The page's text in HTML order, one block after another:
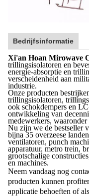
Bedrijfsinformatie
Xi'an Hoan Mirowave
trillingsisolatoren en
energie-absorptie en
verscheidenheid aan
industrie.
Onze producten
trillingsisolatoren,
ook schokdempers en
ontwikkeling van
medewerkers,
Nu zijn we de bestseller
bijna 35 overzeese
ventilatoren, punch
apparatuur, metro trein,
grootschalige
en machines.
Neem vandaag nog
producten kunnen
applicatie behoeften of